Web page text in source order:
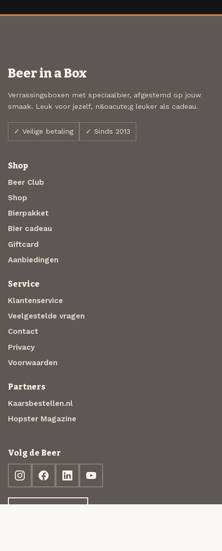
Beer in a Box
Verrassingsboxen met speciaalbier, afgestemd op jouw
smaak. Leuk voor jezelf, n&oacute;g leuker als cadeau.
✓ Veilige betaling ✓ Sinds 2013
Shop
Beer Club
Shop
Bierpakket
Bier cadeau
Giftcard
Aanbiedingen
Service
Klantenservice
Veelgestelde vragen
Contact
Privacy
Voorwaarden
Partners
Kaarsbestellen.nl
Hopster Magazine
Volg de Beer